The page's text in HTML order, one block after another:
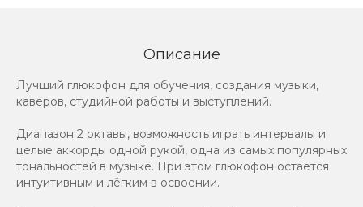
Описание
Лучший глюкофон для обучения, создания музыки,
каверов, студийной работы и выступлений.
Диапазон 2 октавы, возможность играть интервалы и
целые аккорды одной рукой, одна из самых популярных
тональностей в музыке. При этом глюкофон остаётся
интуитивным и лёгким в освоении.